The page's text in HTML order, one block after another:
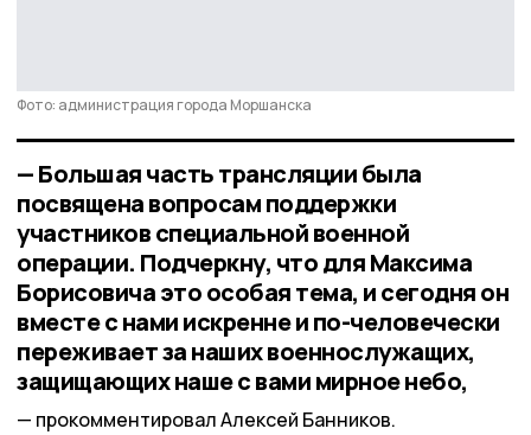
Фото: администрация города Моршанска
— Большая часть трансляции была
посвящена вопросам поддержки
участников специальной военной
операции. Подчеркну, что для Максима
Борисовича это особая тема, и сегодня он
вместе с нами искренне и по-человечески
переживает за наших военнослужащих,
защищающих наше с вами мирное небо,
прокомментировал Алексей Банников.